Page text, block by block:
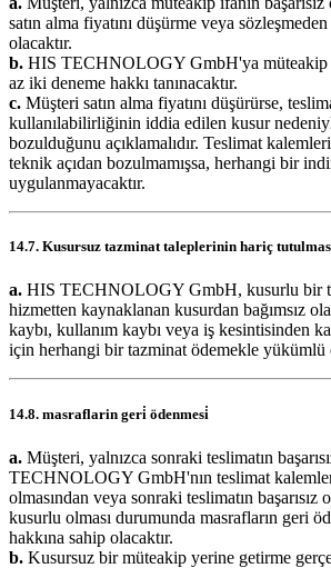
satın alma fiyatını düşürme veya
olacaktır.
b. HIS TECHNOLOGY GmbH'ya müteakip
az iki deneme hakkı tanınacaktır.
c. Müşteri satın alma fiyatını düşürürse,
kullanılabilirliğinin iddia edilen kusur
bozulduğunu açıklamalıdır. Teslimat
teknik açıdan bozulmamışsa, herhangi bir
uygulanmayacaktır.
14.7. Kusursuz tazminat taleplerinin hariç
a. HIS TECHNOLOGY GmbH, kusurlu bir
hizmetten kaynaklanan kusurdan bağımsız
kaybı, kullanım kaybı veya iş kesintisinden
için herhangi bir tazminat ödemekle yükümlü
14.8. masraflarin geri̇ ödenmesi̇
a. Müşteri, yalnızca sonraki teslimatın
TECHNOLOGY GmbH'nın teslimat
olmasından veya sonraki teslimatın başarısız
kusurlu olması durumunda masrafların geri
hakkına sahip olacaktır.
b. Kusursuz bir müteakip yerine getirme